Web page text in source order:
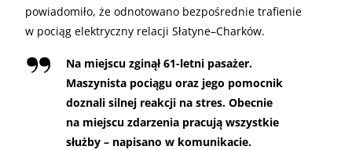
powiadomiło, że odnotowano bezpośrednie trafienie
w pociąg elektryczny relacji Słatyne–Charków.
Na miejscu zginął 61-letni pasażer.
Maszynista pociągu oraz jego pomocnik
doznali silnej reakcji na stres. Obecnie
na miejscu zdarzenia pracują wszystkie
służby – napisano w komunikacie.